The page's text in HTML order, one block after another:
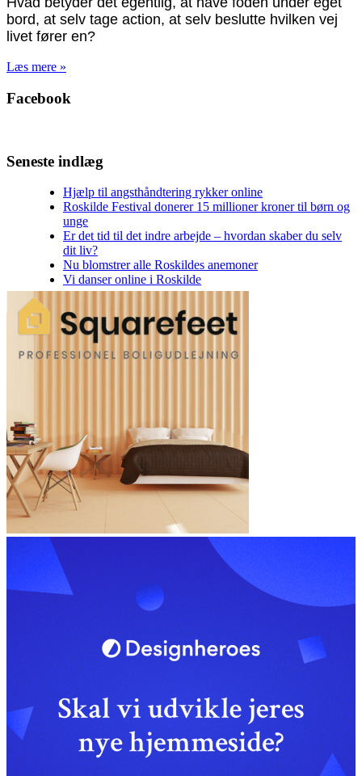
bord, at selv tage action, at selv beslutte hvilken vej
livet fører en?
Læs mere »
Facebook
Seneste indlæg
Hjælp til angsthåndtering rykker online
Roskilde Festival donerer 15 millioner kroner til børn og
unge
Er det tid til det indre arbejde – hvordan skaber du selv
dit liv?
Nu blomstrer alle Roskildes anemoner
Vi danser online i Roskilde